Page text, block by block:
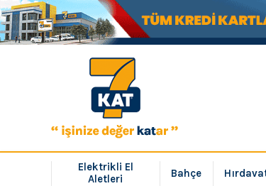
Elektrikli El
Aletleri
Bahçe